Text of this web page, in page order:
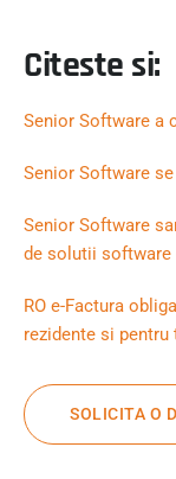
Citeste si:
Senior Software a
Senior Software
Senior Software
de solutii software
RO e-Factura
rezidente si
SOLICITA O